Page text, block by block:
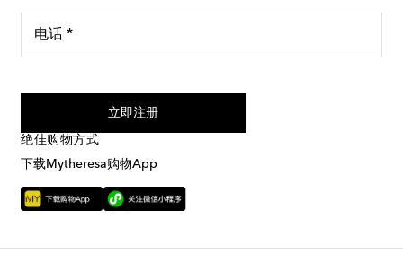
电话 *
立即注册
绝佳购物方式
下载Mytheresa购物App